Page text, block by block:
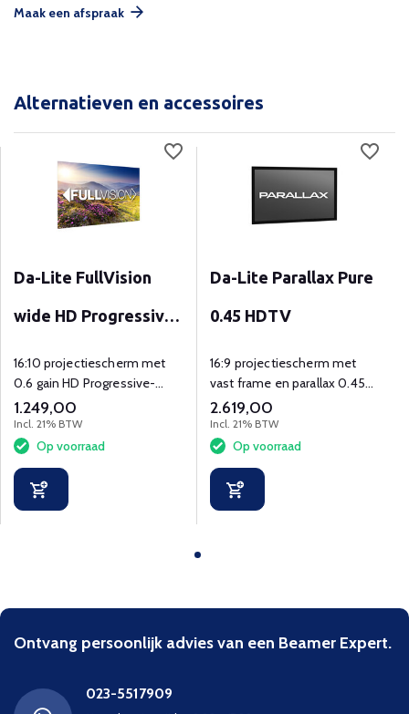
Maak een afspraak
Alternatieven en accessoires
Da-Lite FullVision
wide HD Progressive
0.6
16:10 projectiescherm met
0.6 gain HD Progressive-
projectiedoek voor optimale
4K en UHD projectie.
1.249,00
Incl. 21% BTW
Op voorraad
Da-Lite Parallax Pure
0.45 HDTV
16:9 projectiescherm met
vast frame en parallax 0.45
doek, van 72" t/m 127"
diagonaal.
2.619,00
Incl. 21% BTW
Op voorraad
Ontvang persoonlijk advies van een Beamer Expert.
023-5517909